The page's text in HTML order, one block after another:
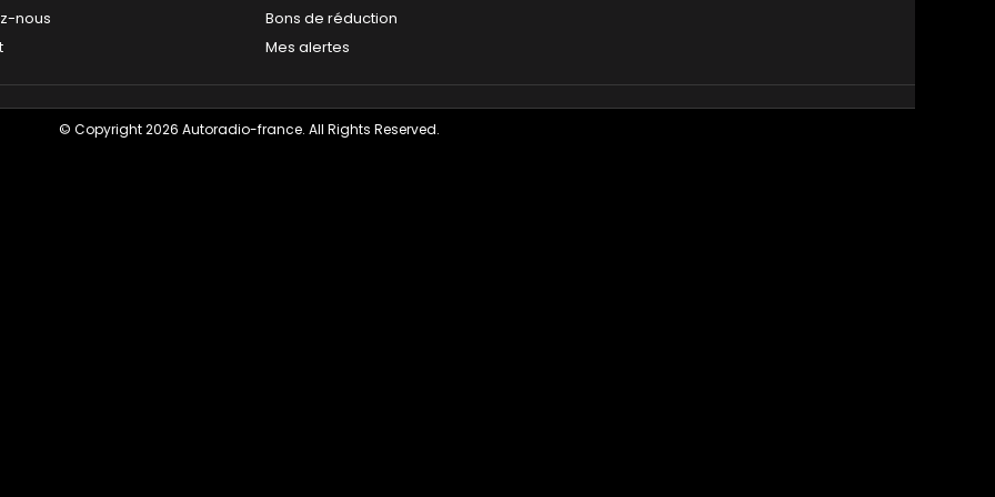
nous
Bons de réduction
Mes alertes
© Copyright 2026 Autoradio-france. All Rights Reserved.